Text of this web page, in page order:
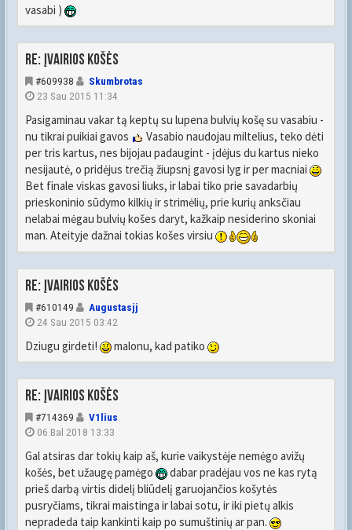
vasabi )
Re: Įvairios košės
#609938
Skumbrotas
23 Sau 2015 11:34
Pasigaminau vakar tą keptų su lupena bulvių košę su vasabiu -
nu tikrai puikiai gavos
Vasabio naudojau miltelius, teko dėti
per tris kartus, nes bijojau padaugint - įdėjus du kartus nieko
nesijautė, o pridėjus trečią žiupsnį gavosi lyg ir per macniai
Bet finale viskas gavosi liuks, ir labai tiko prie savadarbių
prieskoninio sūdymo kilkių ir strimėlių, prie kurių anksčiau
nelabai mėgau bulvių košes daryt, kažkaip nesiderino skoniai
man. Ateityje dažnai tokias košes virsiu
Re: Įvairios košės
#610149
Augustasjj
24 Sau 2015 03:42
Dziugu girdeti! malonu, kad patiko
Re: Įvairios košės
#714369
V1lius
06 Bal 2018 13:33
Gal atsiras dar tokių kaip aš, kurie vaikystėje nemėgo avižų
košės, bet užaugę pamėgo
dabar pradėjau vos ne kas rytą
prieš darbą virtis didelį bliūdelį garuojančios košytės
pusryčiams, tikrai maistinga ir labai sotu, ir iki pietų alkis
nepradeda taip kankinti kaip po sumuštinių ar pan.